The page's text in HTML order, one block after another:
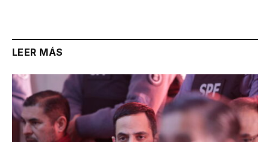
LEER MÁS